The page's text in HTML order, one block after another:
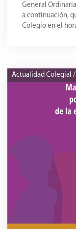
General
a continuación,
Colegio en el
Actualidad Colegial